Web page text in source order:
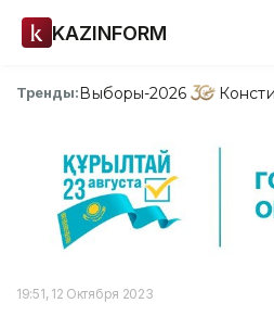
KAZINFORM
Тренды:Выборы-2026
19:51, 12 Октября 2023